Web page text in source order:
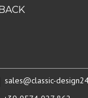
sales@classic-